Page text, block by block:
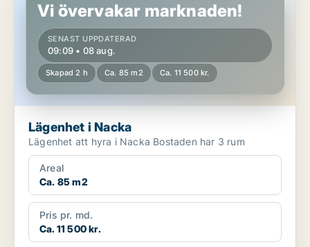
Vi övervakar marknaden!
SENAST UPPDATERAD
09:09 • 08 aug.
Skapad 2 h Ca. 85 m2 Ca. 11 500 kr.
Lägenhet i Nacka
Lägenhet att hyra i Nacka Bostaden har 3 rum
Areal
Ca. 85 m2
Pris pr. md.
Ca. 11 500 kr.